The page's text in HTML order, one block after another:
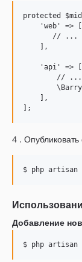
protected
    'web' => [
       // ...
    ],
    'api' => [
        // ...
    ],
4 .
Добавление